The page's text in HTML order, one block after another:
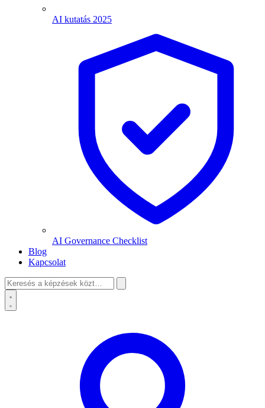
AI kutatás 2025
AI Governance Checklist
Blog
Kapcsolat